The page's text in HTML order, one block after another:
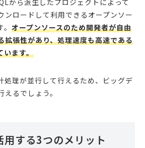
から派生したプロジェクトによって
ンロードして利用できるオープンソー
オープンソースのため開発者が自由
拡張性があり、処理速度も高速である
います。
処理が並行して行えるため、ビッグデ
るでしょう。
する3つのメリット